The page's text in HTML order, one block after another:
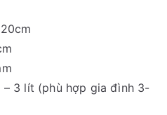
3 lít (phù hợp gia đình 3-